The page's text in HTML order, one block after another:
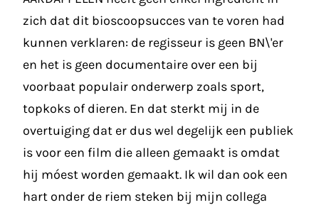
zich dat dit bioscoopsucces van te voren had
kunnen verklaren: de regisseur is geen BN\'er
en het is geen documentaire over een bij
voorbaat populair onderwerp zoals sport,
topkoks of dieren. En dat sterkt mij in de
overtuiging dat er dus wel degelijk een publiek
is voor een film die alleen gemaakt is omdat
hij móest worden gemaakt. Ik wil dan ook een
hart onder de riem steken bij mijn collega